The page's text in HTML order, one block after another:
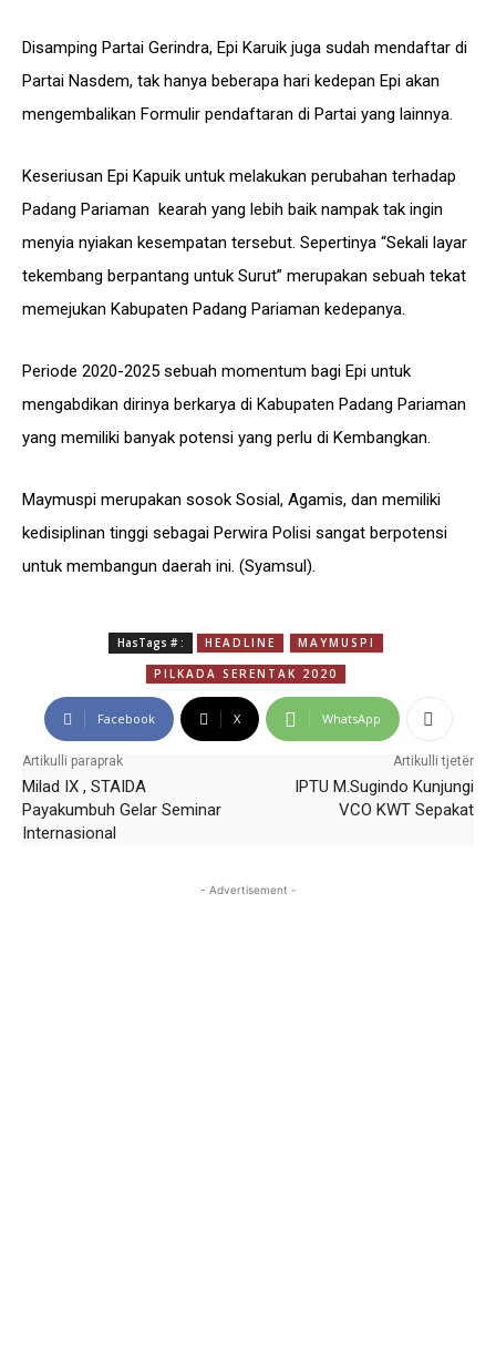
Disamping Partai Gerindra, Epi Karuik juga sudah mendaftar di
Partai Nasdem, tak hanya beberapa hari kedepan Epi akan
mengembalikan Formulir pendaftaran di Partai yang lainnya.
Keseriusan Epi Kapuik untuk melakukan perubahan terhadap
Padang Pariaman kearah yang lebih baik nampak tak ingin
menyia nyiakan kesempatan tersebut. Sepertinya “Sekali layar
tekembang berpantang untuk Surut” merupakan sebuah tekat
memejukan Kabupaten Padang Pariaman kedepanya.
Periode 2020-2025 sebuah momentum bagi Epi untuk
mengabdikan dirinya berkarya di Kabupaten Padang Pariaman
yang memiliki banyak potensi yang perlu di Kembangkan.
Maymuspi merupakan sosok Sosial, Agamis, dan memiliki
kedisiplinan tinggi sebagai Perwira Polisi sangat berpotensi
untuk membangun daerah ini. (Syamsul).
HasTags # : HEADLINE
MAYMUSPI
PILKADA SERENTAK 2020
Facebook X WhatsApp
Artikulli paraprak
Milad IX , STAIDA
Payakumbuh Gelar Seminar
Internasional
Artikulli tjetër
IPTU M.Sugindo Kunjungi
VCO KWT Sepakat
- Advertisement -